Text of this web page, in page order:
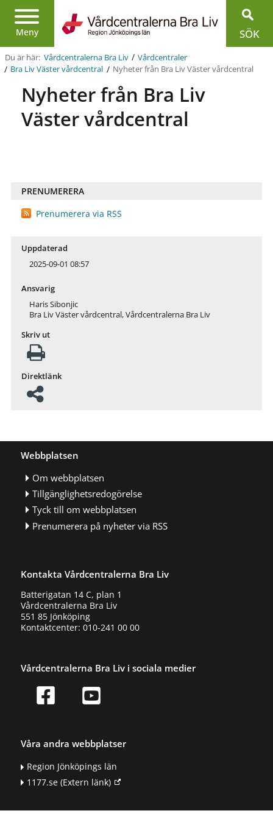
Meny
Region
Jönköpings
län
SÖK
Du är här: Vårdcentralerna Bra Liv / Vårdcentraler
/ Bra Liv Väster vårdcentral / Nyheter från Bra Liv Väster vårdcentral
Nyheter från Bra Liv
Väster vårdcentral
PRENUMERERA
Prenumerera via RSS
Uppdaterad
2025-09-01 08:57
Ansvarig
Haris Sibonjic
Bra Liv Väster vårdcentral, Vårdcentralerna Bra Liv
Skriv ut
Direktlänk
Webbplatsen
Om webbplatsen
Tillgänglighetsredogörelse
Tyck till om webbplatsen
Prenumerera på nyheter via RSS
Kontakta Vårdcentralerna Bra Liv
Batterigatan 14 C, plan 1
Vårdcentralerna Bra Liv
551 85 Jönköping
Kontaktcenter: 010-241 00 00
Vårdcentralerna Bra Liv i sociala medier
Våra andra webbplatser
Region Jönköpings län
1177.se(Extern länk)